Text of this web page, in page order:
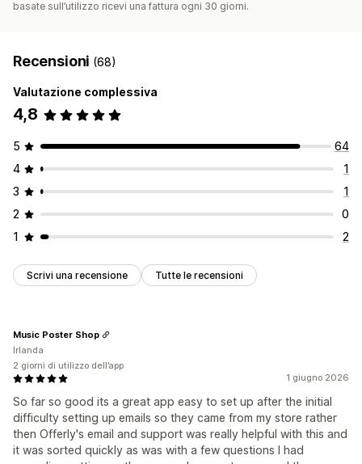
basate sull’utilizzo ricevi una fattura ogni 30 giorni.
Recensioni (68)
Valutazione complessiva
4,8
5
64
4
1
3
1
2
0
1
2
Scrivi una recensione Tutte le recensioni
1 giugno 2026
So far so good its a great app easy to set up after the initial
difficulty setting up emails so they came from my store rather
then Offerly's email and support was really helpful with this and
it was sorted quickly as was with a few questions I had
Music Poster Shop
Irlanda
2 giorni di utilizzo dell’app